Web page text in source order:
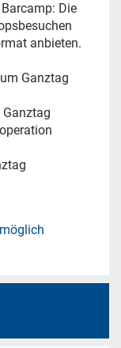
Die
anbieten.
Ganztag